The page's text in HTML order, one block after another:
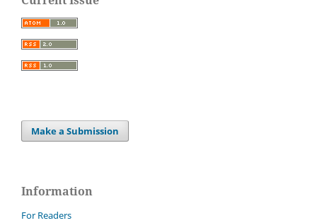
Make a Submission
Information
For Readers